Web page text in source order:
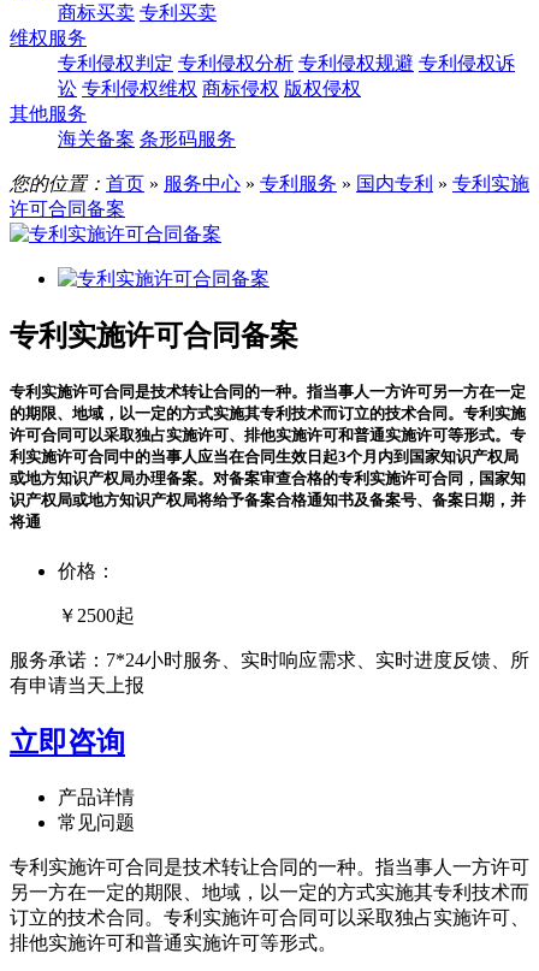
商标买卖 专利买卖
维权服务
专利侵权判定 专利侵权分析 专利侵权规避 专利侵权诉
讼 专利侵权维权 商标侵权 版权侵权
其他服务
海关备案 条形码服务
您的位置： 首页 » 服务中心 » 专利服务 » 国内专利 » 专利实施
许可合同备案
专利实施许可合同备案
专利实施许可合同是技术转让合同的一种。指当事人一方许可另一方在一定
的期限、地域，以一定的方式实施其专利技术而订立的技术合同。专利实施
许可合同可以采取独占实施许可、排他实施许可和普通实施许可等形式。专
利实施许可合同中的当事人应当在合同生效日起3个月内到国家知识产权局
或地方知识产权局办理备案。对备案审查合格的专利实施许可合同，国家知
识产权局或地方知识产权局将给予备案合格通知书及备案号、备案日期，并
将通
价格：
￥2500起
服务承诺：7*24小时服务、实时响应需求、实时进度反馈、所
有申请当天上报
立即咨询
产品详情
常见问题
专利实施许可合同是技术转让合同的一种。指当事人一方许可
另一方在一定的期限、地域，以一定的方式实施其专利技术而
订立的技术合同。专利实施许可合同可以采取独占实施许可、
排他实施许可和普通实施许可等形式。